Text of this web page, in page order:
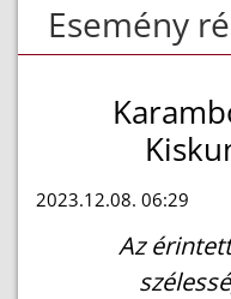
Esemény
2023.12.08. 06:29
Az